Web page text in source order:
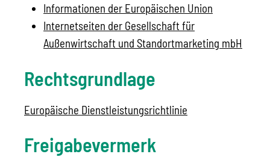
Informationen der Europäischen Union
Internetseiten der Gesellschaft für
Außenwirtschaft und Standortmarketing mbH
Rechtsgrundlage
Europäische Dienstleistungsrichtlinie
Freigabevermerk